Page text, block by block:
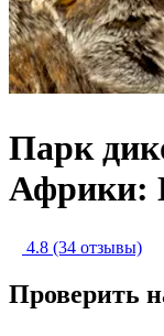
Парк
Африки:
4.8 (34 отзывы)
Проверить